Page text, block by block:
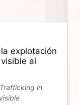
explotación
al
in